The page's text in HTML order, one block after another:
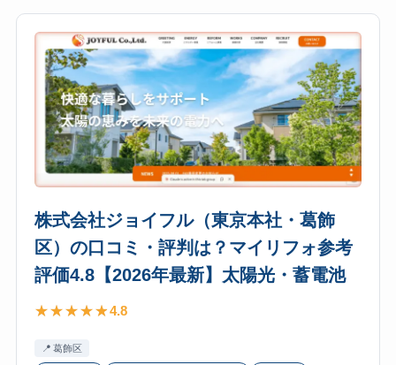
フ
ォ
参
考
評
価
4.8【2026
年
新】
太
陽
会
社
フ
ュ
ー
チ
ャ
ー・
リ
レ
ー
シ
ョ
株式会社ジョイフル（東京本社・葛飾
区）の口コミ・評判は？マイリフォ参考
評価4.8【2026年最新】太陽光・蓄電池
4.8
葛飾区